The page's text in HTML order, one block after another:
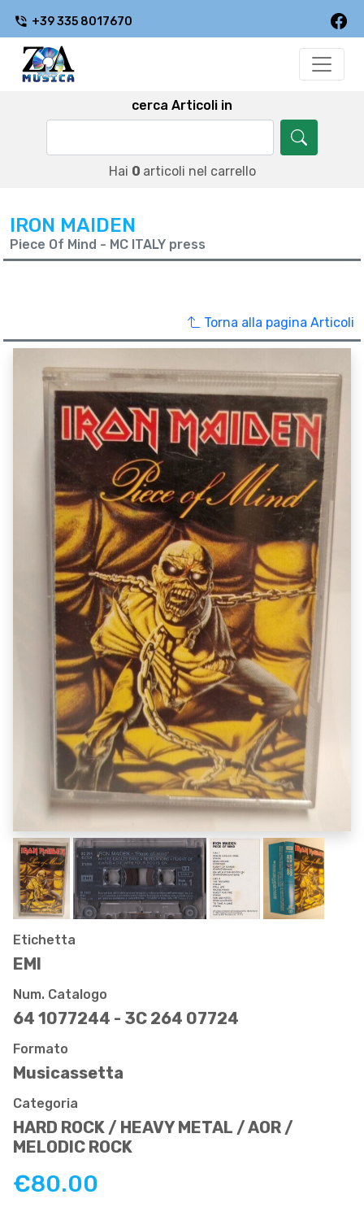
+39 335 8017670
cerca Articoli in
Hai 0 articoli nel carrello
IRON MAIDEN
Piece Of Mind - MC ITALY press
Torna alla pagina Articoli
Etichetta
EMI
Num. Catalogo
64 1077244 - 3C 264 07724
Formato
Musicassetta
Categoria
HARD ROCK / HEAVY METAL / AOR /
MELODIC ROCK
€80.00